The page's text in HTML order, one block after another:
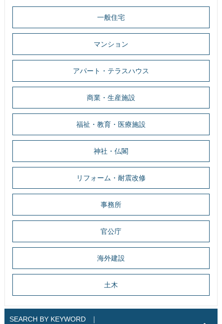
一般住宅
マンション
アパート・テラスハウス
商業・生産施設
福祉・教育・医療施設
神社・仏閣
リフォーム・耐震改修
事務所
官公庁
海外建設
土木
SEARCH BY KEYWORD
｜